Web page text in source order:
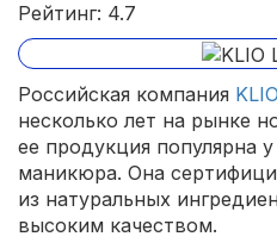
Рейтинг: 4.7
Российская компания
несколько лет на рынке
ее продукция популярна
маникюра. Она
из натуральных
высоким качеством.